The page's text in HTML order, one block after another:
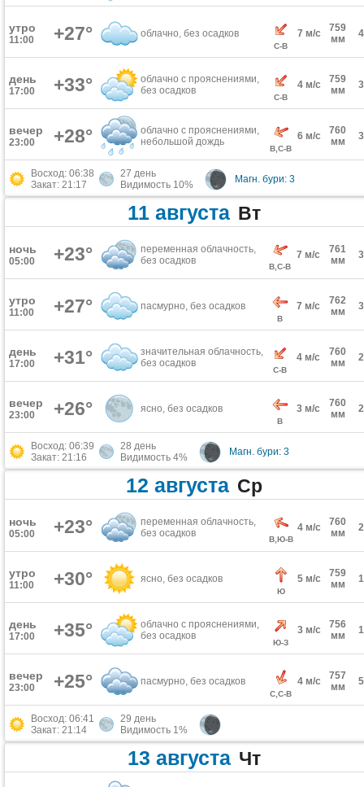
утро
11:00 +27° облачно, без осадков
С-В
7 м/с
759
мм
день
17:00 +33°
облачно с прояснениями,
без осадков
С-В
4 м/с
759
мм
вечер
23:00 +28°
облачно с прояснениями,
небольшой дождь
В,С-В
6 м/с
760
мм
Восход: 06:38
Закат: 21:17
27 день
Видимость 10%
Магн. бури: 3
11 августа Вт
ночь
05:00 +23°
переменная облачность,
без осадков
В,С-В
7 м/с
761
мм
утро
11:00 +27° пасмурно, без осадков
В
7 м/с
762
мм
день
17:00 +31°
значительная облачность,
без осадков
С-В
4 м/с
760
мм
вечер
23:00 +26° ясно, без осадков
В
3 м/с
760
мм
Восход: 06:39
Закат: 21:16
28 день
Видимость 4%
Магн. бури: 3
12 августа Ср
ночь
05:00 +23°
переменная облачность,
без осадков
В,Ю-В
4 м/с
760
мм
утро
11:00 +30° ясно, без осадков
Ю
5 м/с
759
мм
день
17:00 +35°
облачно с прояснениями,
без осадков
Ю-З
3 м/с
756
мм
вечер
23:00 +25° пасмурно, без осадков
С,С-В
4 м/с
757
мм
Восход: 06:41
Закат: 21:14
29 день
Видимость 1%
13 августа Чт